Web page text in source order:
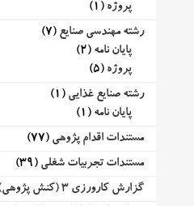
پروژه (1)
رشته مهندسی صنایع (7)
پایان نامه (2)
پروژه (5)
رشته صنایع غذایی (1)
پایان نامه (1)
مستندات اقدام پژوهی (77)
مستندات تجربیات شغلی (39)
گزارش کارورزی 3 (کنش پژوهی)